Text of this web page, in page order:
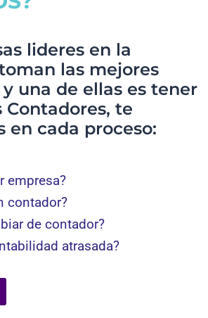
lideres en la
las mejores
una de ellas es tener
Contadores, te
en cada proceso:
empresa?
contador?
de contador?
atrasada?